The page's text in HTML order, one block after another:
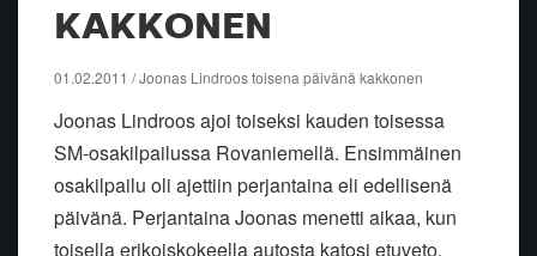
KAKKONEN
01.02.2011 / Joonas Lindroos toisena päivänä kakkonen
Joonas Lindroos ajoi toiseksi kauden toisessa
SM-osakilpailussa Rovaniemellä. Ensimmäinen
osakilpailu oli ajettiin perjantaina eli edellisenä
päivänä. Perjantaina Joonas menetti aikaa, kun
toisella erikoiskokeella autosta katosi etuveto.